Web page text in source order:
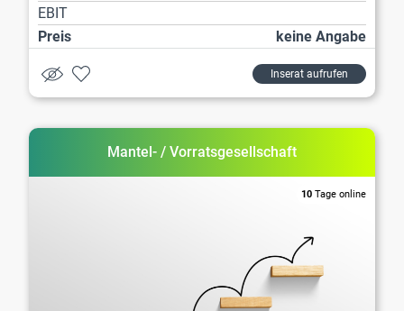
EBIT
Preis
keine Angabe
Inserat aufrufen
Mantel- / Vorratsgesellschaft
10 Tage online